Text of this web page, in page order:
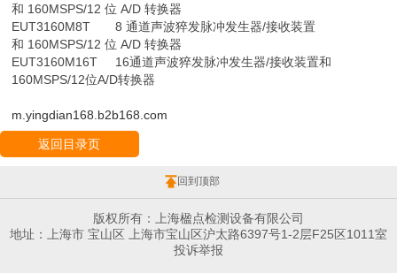
和 160MSPS/12 位 A/D 转换器
EUT3160M8T 8 通道声波猝发脉冲发生器/接收装置
和 160MSPS/12 位 A/D 转换器
EUT3160M16T 16通道声波猝发脉冲发生器/接收装置和
160MSPS/12位A/D转换器
m.yingdian168.b2b168.com
返回目录页
回到顶部
版权所有：上海楹点检测设备有限公司
地址：上海市 宝山区 上海市宝山区沪太路6397号1-2层F25区1011室
投诉举报